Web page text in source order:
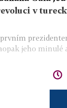
v
jeho minulé